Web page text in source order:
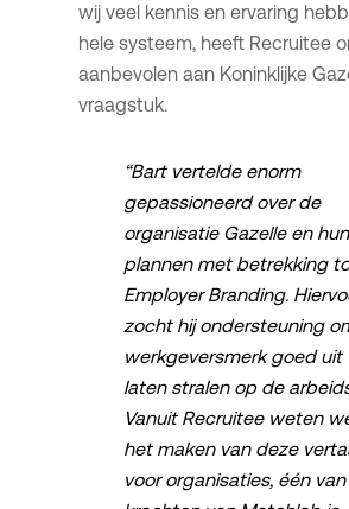
wij veel kennis en ervaring
hele systeem, heeft Recruitee
aanbevolen aan Koninklijke
vraagstuk.
“Bart vertelde enorm
gepassioneerd over de
organisatie Gazelle en hun
plannen met betrekking
Employer Branding.
zocht hij ondersteuning
werkgeversmerk goed uit
laten stralen op de
Vanuit Recruitee weten
het maken van deze
voor organisaties, één